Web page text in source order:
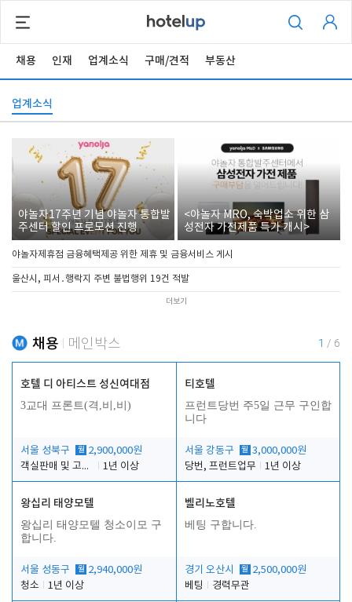
채용 인재 업계소식 구매/견적 부동산
업계소식
야놀자17주년 기념 야놀자 통합발
주센터 할인 프로모션 진행
<야놀자 MRO, 숙박업소 위한 삼
성전자 가전제품 특가 개시>
야놀자제휴점 금융혜택제공 위한 제휴 및 금융서비스 게시
울산시, 피서․행락지 주변 불법행위 19건 적발
더보기
채용 메인박스 1 / 6
호텔 디 아티스트 성신여대점
3교대 프론트(격,비,비)
서울 성북구 월 2,900,000원
객실판매 및 고객응대
1년 이상
티호텔
프런트당번 주5일 근무 구인합
니다
서울 강동구 월 3,000,000원
당번, 프런트업무
1년 이상
왕십리 태양모텔
왕십리 태양모텔 청소이모 구
합니다.
서울 성동구 월 2,940,000원
청소
1년 이상
벨리노호텔
베팅 구합니다.
경기 오산시 월 2,500,000원
베팅
경력무관